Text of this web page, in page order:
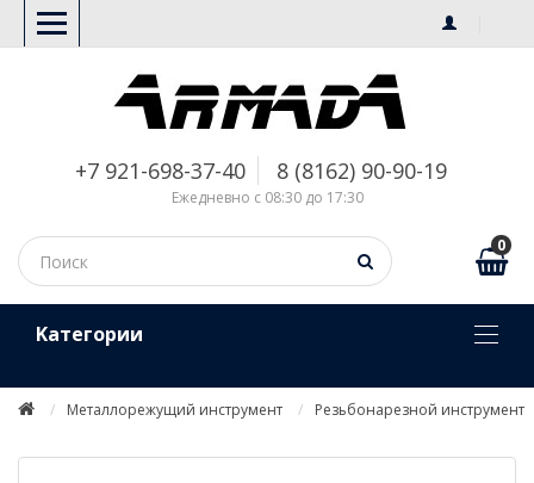
+7 921-698-37-40 8 (8162) 90-90-19
Ежедневно с 08:30 до 17:30
0
Kатегории
Металлорежущий инструмент Резьбонарезной инструмент